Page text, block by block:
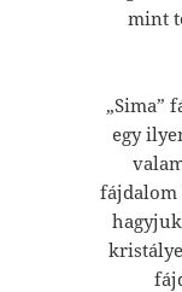
mint
„Sima”
egy
fájdalom